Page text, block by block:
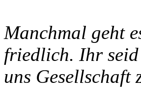
Manchmal geht
friedlich. Ihr
uns Gesellschaft